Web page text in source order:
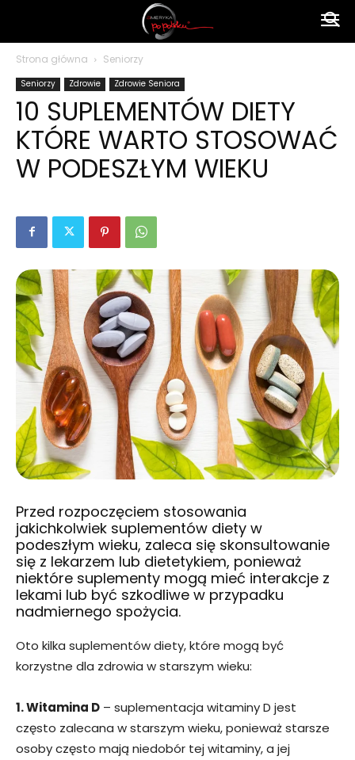
polsku
Strona główna Seniorzy
Seniorzy Zdrowie Zdrowie Seniora
10 SUPLEMENTÓW DIETY
KTÓRE WARTO STOSOWAĆ
W PODESZŁYM WIEKU
Przed rozpoczęciem stosowania
jakichkolwiek suplementów diety w
podeszłym wieku, zaleca się skonsultowanie
się z lekarzem lub dietetykiem, ponieważ
niektóre suplementy mogą mieć interakcje z
lekami lub być szkodliwe w przypadku
nadmiernego spożycia.
Oto kilka suplementów diety, które mogą być
korzystne dla zdrowia w starszym wieku:
1. Witamina D – suplementacja witaminy D jest
często zalecana w starszym wieku, ponieważ starsze
osoby często mają niedobór tej witaminy, a jej